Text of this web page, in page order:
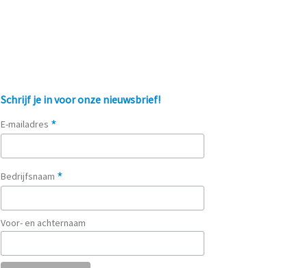
Schrijf je in voor onze nieuwsbrief!
E-mailadres *
Bedrijfsnaam *
Voor- en achternaam